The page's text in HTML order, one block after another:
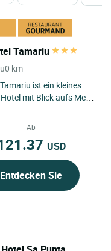
Tamariu
0 km
ist ein kleines
mit Blick aufs Meer
Ab
USD
Entdecken Sie